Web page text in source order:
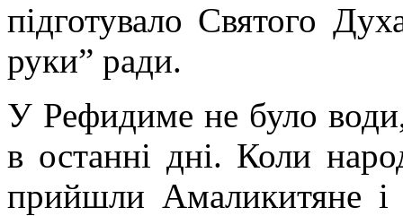
підготувало Святого
руки” ради.
У Рефидиме не було
в останні дні. Коли
прийшли Амаликитяне